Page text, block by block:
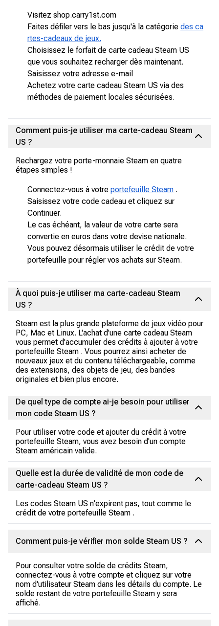
Visitez shop.carry1st.com
Faites défiler vers le bas jusqu'à la catégorie des ca
rtes-cadeaux de jeux.
Choisissez le forfait de carte cadeau Steam US
que vous souhaitez recharger dès maintenant.
Saisissez votre adresse e-mail
Achetez votre carte cadeau Steam US via des
méthodes de paiement locales sécurisées.
Comment puis-je utiliser ma carte-cadeau Steam
US ?
Rechargez votre porte-monnaie Steam en quatre
étapes simples !
Connectez-vous à votre portefeuille Steam .
Saisissez votre code cadeau et cliquez sur
Continuer.
Le cas échéant, la valeur de votre carte sera
convertie en euros dans votre devise nationale.
Vous pouvez désormais utiliser le crédit de votre
portefeuille pour régler vos achats sur Steam.
À quoi puis-je utiliser ma carte-cadeau Steam
US ?
Steam est la plus grande plateforme de jeux vidéo pour
PC, Mac et Linux. L'achat d'une carte cadeau Steam
vous permet d'accumuler des crédits à ajouter à votre
portefeuille Steam . Vous pourrez ainsi acheter de
nouveaux jeux et du contenu téléchargeable, comme
des extensions, des objets de jeu, des bandes
originales et bien plus encore.
De quel type de compte ai-je besoin pour utiliser
mon code Steam US ?
Pour utiliser votre code et ajouter du crédit à votre
portefeuille Steam, vous avez besoin d'un compte
Steam américain valide.
Quelle est la durée de validité de mon code de
carte-cadeau Steam US ?
Les codes Steam US n'expirent pas, tout comme le
crédit de votre portefeuille Steam .
Comment puis-je vérifier mon solde Steam US ?
Pour consulter votre solde de crédits Steam,
connectez-vous à votre compte et cliquez sur votre
nom d'utilisateur Steam dans les détails du compte. Le
solde restant de votre portefeuille Steam y sera
affiché.